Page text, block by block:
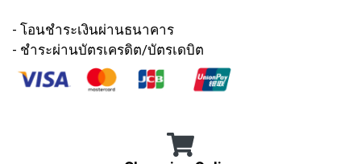
- โอนชำระเงินผ่านธนาคาร
- ชำระผ่านบัตรเครดิต/บัตรเดบิต